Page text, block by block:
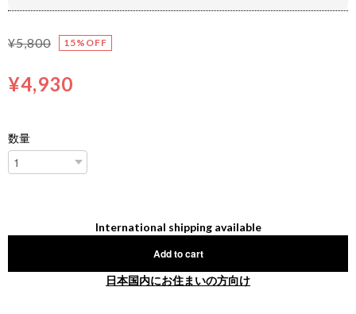
¥5,800 15%OFF
¥4,930
数量
International shipping available
Add to cart
日本国内にお住まいの方向け